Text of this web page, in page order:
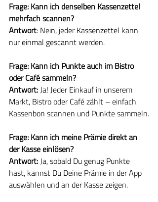
Frage: Kann ich denselben Kassenzettel
mehrfach scannen?
Antwort: Nein, jeder Kassenzettel kann
nur einmal gescannt werden.
Frage: Kann ich Punkte auch im Bistro
oder Café sammeln?
Antwort: Ja! Jeder Einkauf in unserem
Markt, Bistro oder Café zählt – einfach
Kassenbon scannen und Punkte sammeln.
Frage: Kann ich meine Prämie direkt an
der Kasse einlösen?
Antwort: Ja, sobald Du genug Punkte
hast, kannst Du Deine Prämie in der App
auswählen und an der Kasse zeigen.